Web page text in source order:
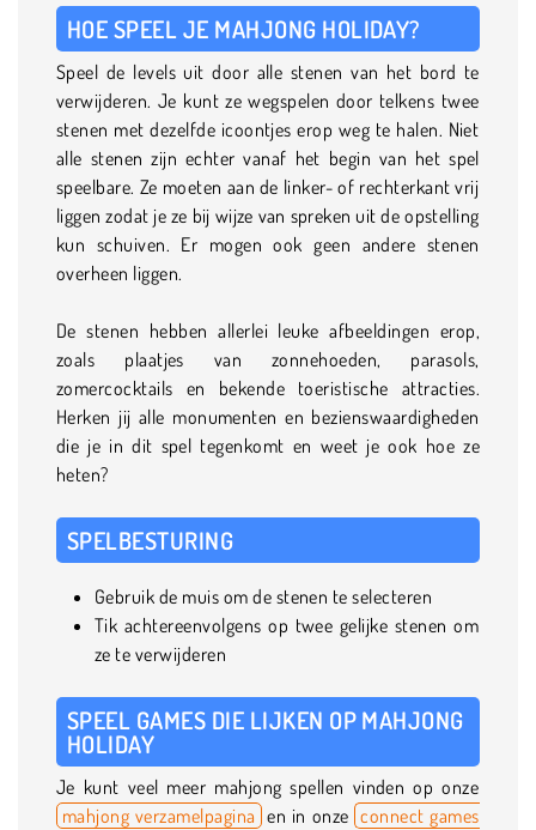
HOE SPEEL JE MAHJONG HOLIDAY?
Speel de levels uit door alle stenen van het bord te
verwijderen. Je kunt ze wegspelen door telkens twee
stenen met dezelfde icoontjes erop weg te halen. Niet
alle stenen zijn echter vanaf het begin van het spel
speelbare. Ze moeten aan de linker- of rechterkant vrij
liggen zodat je ze bij wijze van spreken uit de opstelling
kun schuiven. Er mogen ook geen andere stenen
overheen liggen.
De stenen hebben allerlei leuke afbeeldingen erop,
zoals plaatjes van zonnehoeden, parasols,
zomercocktails en bekende toeristische attracties.
Herken jij alle monumenten en bezienswaardigheden
die je in dit spel tegenkomt en weet je ook hoe ze
heten?
SPELBESTURING
Gebruik de muis om de stenen te selecteren
Tik achtereenvolgens op twee gelijke stenen om
ze te verwijderen
SPEEL GAMES DIE LIJKEN OP MAHJONG
HOLIDAY
Je kunt veel meer mahjong spellen vinden op onze
mahjong verzamelpagina en in onze connect games